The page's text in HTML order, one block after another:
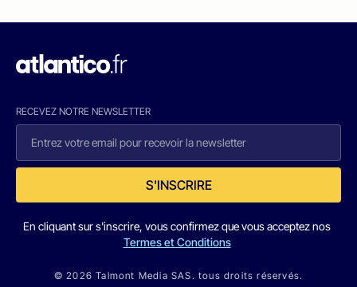
RECEVEZ NOTRE NEWSLETTER
S'INSCRIRE
En cliquant sur s'inscrire, vous confirmez que vous acceptez nos
Termes et Conditions
© 2026 Talmont Media SAS. tous droits réservés.